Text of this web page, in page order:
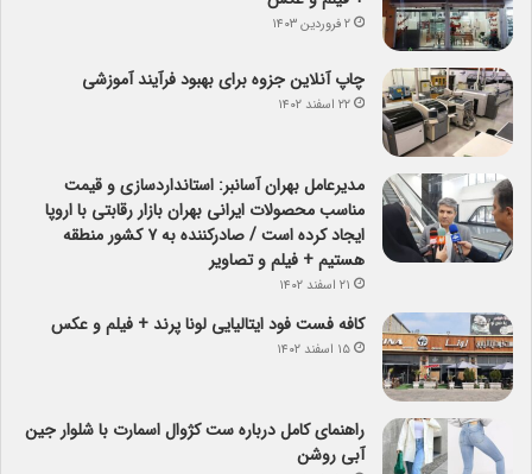
۲ فروردین ۱۴۰۳
چاپ آنلاین جزوه برای بهبود فرآیند آموزشی
۲۲ اسفند ۱۴۰۲
مدیرعامل بهران آسانبر: استانداردسازی و قیمت
مناسب محصولات ایرانی بهران بازار رقابتی با اروپا
ایجاد کرده است / صادرکننده به ۷ کشور منطقه
هستیم + فیلم و تصاویر
۲۱ اسفند ۱۴۰۲
کافه فست فود ایتالیایی لونا پرند + فیلم و عکس
۱۵ اسفند ۱۴۰۲
راهنمای کامل درباره ست کژوال اسمارت با شلوار جین
آبی روشن